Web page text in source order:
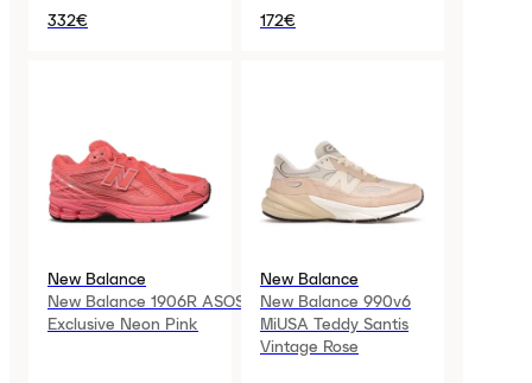
332€ 172€
New Balance
New Balance 1906R ASOS
Exclusive Neon Pink
New Balance
New Balance 990v6
MiUSA Teddy Santis
Vintage Rose